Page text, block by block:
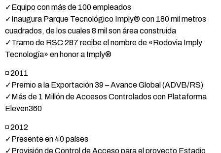
✓Equipo con más de 100 empleados
✓Inaugura Parque Tecnológico Imply® con 180 mil metros
cuadrados, de los cuales 8 mil son área construida
✓Tramo de RSC 287 recibe el nombre de «Rodovia Imply
Tecnología» en honor a Imply®
◽ 2011
✓Premio a la Exportación 39 – Avance Global (ADVB/RS)
✓Más de 1 Millón de Accesos Controlados con Plataforma
Eleven360
◽ 2012
✓Presente en 40 países
✓Provisión de Control de Acceso para el proyecto Estadio